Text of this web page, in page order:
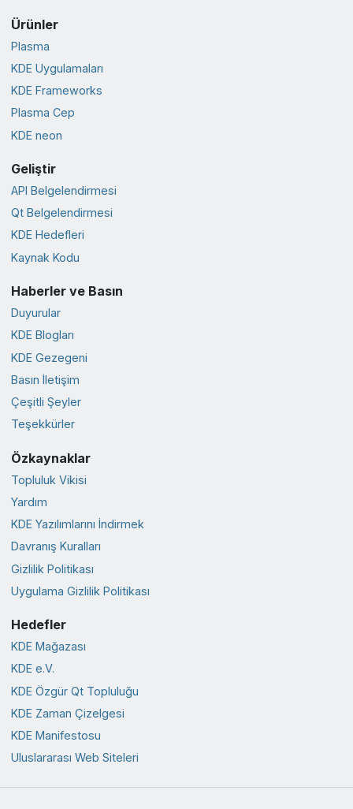
Ürünler
Plasma
KDE Uygulamaları
KDE Frameworks
Plasma Cep
KDE neon
Geliştir
API Belgelendirmesi
Qt Belgelendirmesi
KDE Hedefleri
Kaynak Kodu
Haberler ve Basın
Duyurular
KDE Blogları
KDE Gezegeni
Basın İletişim
Çeşitli Şeyler
Teşekkürler
Özkaynaklar
Topluluk Vikisi
Yardım
KDE Yazılımlarını İndirmek
Davranış Kuralları
Gizlilik Politikası
Uygulama Gizlilik Politikası
Hedefler
KDE Mağazası
KDE e.V.
KDE Özgür Qt Topluluğu
KDE Zaman Çizelgesi
KDE Manifestosu
Uluslararası Web Siteleri